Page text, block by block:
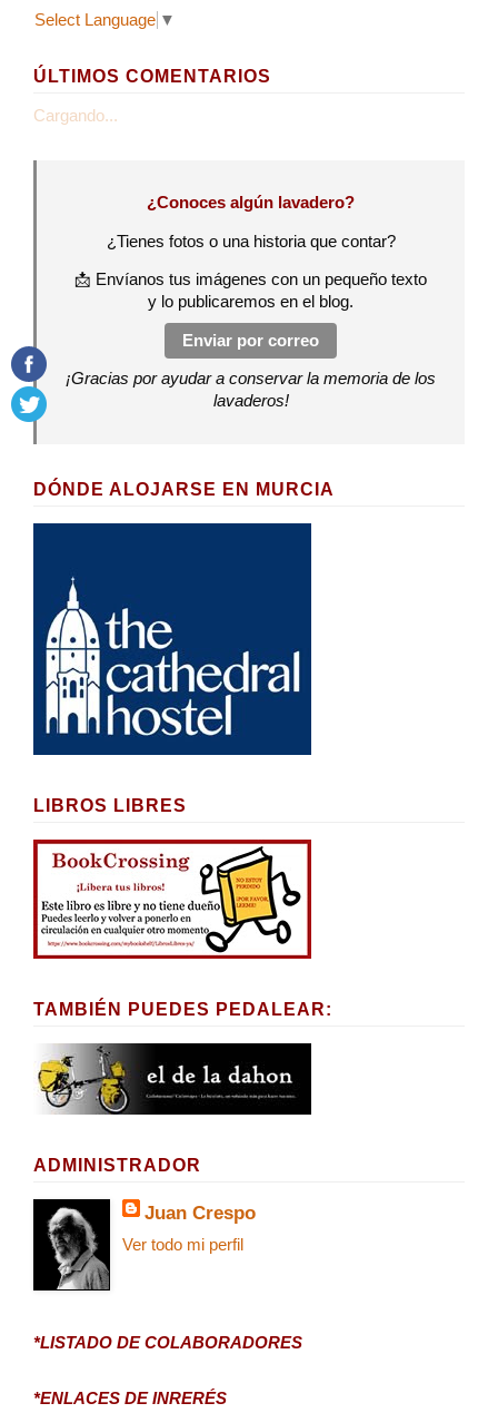
Select Language ▼
ÚLTIMOS COMENTARIOS
Cargando...
¿Conoces algún lavadero?
¿Tienes fotos o una historia que contar?
📩 Envíanos tus imágenes con un pequeño texto
y lo publicaremos en el blog.
Enviar por correo
¡Gracias por ayudar a conservar la memoria de los
lavaderos!
DÓNDE ALOJARSE EN MURCIA
LIBROS LIBRES
TAMBIÉN PUEDES PEDALEAR:
ADMINISTRADOR
Juan Crespo
Ver todo mi perfil
*LISTADO DE COLABORADORES
*ENLACES DE INRERÉS